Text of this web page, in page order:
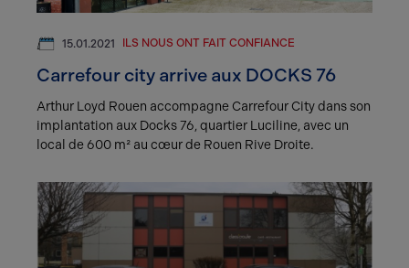
15.01.2021 ILS NOUS ONT FAIT CONFIANCE
Carrefour city arrive aux DOCKS 76
Arthur Loyd Rouen accompagne Carrefour City dans son
implantation aux Docks 76, quartier Luciline, avec un
local de 600 m² au cœur de Rouen Rive Droite.